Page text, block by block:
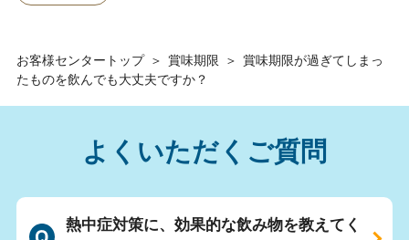
お客様センタートップ ＞ 賞味期限 ＞ 賞味期限が過ぎてしまっ
たものを飲んでも大丈夫ですか？
よくいただくご質問
熱中症対策に、効果的な飲み物を教えてく